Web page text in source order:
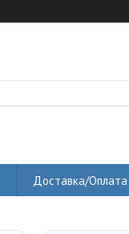
Доставка/Оплата